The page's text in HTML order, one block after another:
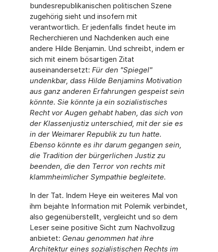
bundesrepublikanischen politischen Szene
zugehörig sieht und insofern mit
verantwortlich. Er jedenfalls findet heute im
Recherchieren und Nachdenken auch eine
andere Hilde Benjamin. Und schreibt, indem er
sich mit einem bösartigen Zitat
auseinandersetzt: Für den "Spiegel"
undenkbar, dass Hilde Benjamins Motivation
aus ganz anderen Erfahrungen gespeist sein
könnte. Sie könnte ja ein sozialistisches
Recht vor Augen gehabt haben, das sich von
der Klassenjustiz unterschied, mit der sie es
in der Weimarer Republik zu tun hatte.
Ebenso könnte es ihr darum gegangen sein,
die Tradition der bürgerlichen Justiz zu
beenden, die den Terror von rechts mit
klammheimlicher Sympathie begleitete.
In der Tat. Indem Heye ein weiteres Mal von
ihm bejahte Information mit Polemik verbindet,
also gegenüberstellt, vergleicht und so dem
Leser seine positive Sicht zum Nachvollzug
anbietet: Genau genommen hat ihre
Architektur eines sozialistischen Rechts im